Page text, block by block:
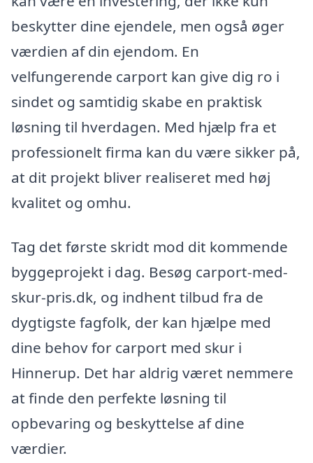
beskytter dine ejendele, men også øger
værdien af din ejendom. En
velfungerende carport kan give dig ro i
sindet og samtidig skabe en praktisk
løsning til hverdagen. Med hjælp fra et
professionelt firma kan du være sikker på,
at dit projekt bliver realiseret med høj
kvalitet og omhu.
Tag det første skridt mod dit kommende
byggeprojekt i dag. Besøg carport-med-
skur-pris.dk, og indhent tilbud fra de
dygtigste fagfolk, der kan hjælpe med
dine behov for carport med skur i
Hinnerup. Det har aldrig været nemmere
at finde den perfekte løsning til
opbevaring og beskyttelse af dine
værdier.